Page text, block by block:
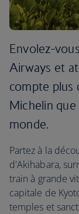
Envolez-
Airways et
compte plus
Michelin
monde.
Partez à la
d'Akihabara,
train à grande
capitale de
temples et